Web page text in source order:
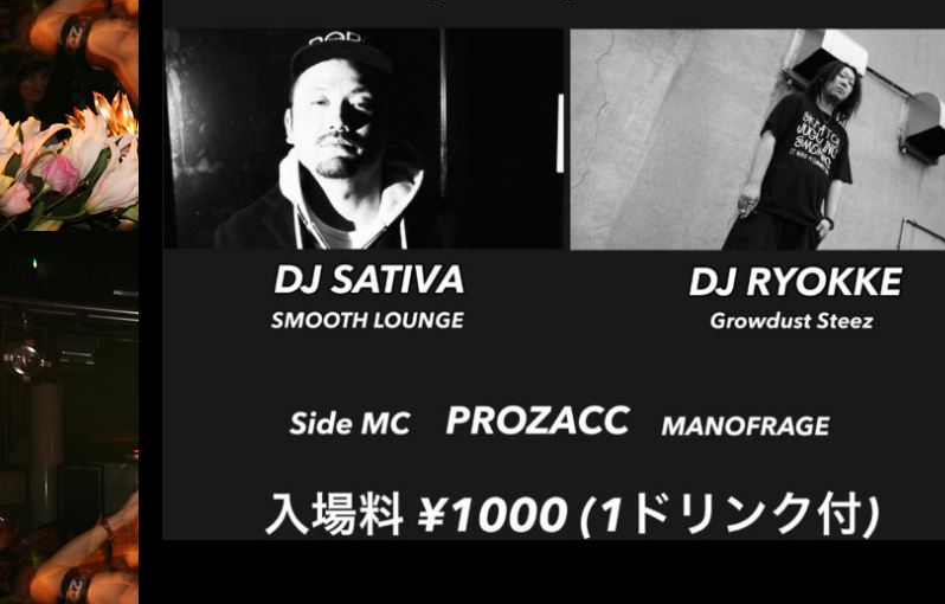
1月23日(土) HipHop / R&B
2021年1月18日
club COCOA
コメントは受け付けていません
1月23日(土) HipHop / R&B open 22:00～ [DJ] DJ SATIVA (SMOOTH LOUNGE)
DJ RYOKKE (Growdust Steez) [Side MC] PROZ […]